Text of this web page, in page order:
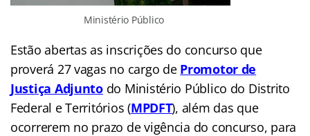
Ministério Público
Estão abertas as inscrições do concurso que
proverá 27 vagas no cargo de Promotor de
Justiça Adjuntodo Ministério Público do Distrito
Federal e Territórios (MPDFT), além das que
ocorrerem no prazo de vigência do concurso, para